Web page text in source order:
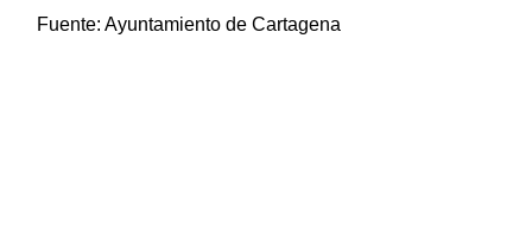
Fuente: Ayuntamiento de Cartagena